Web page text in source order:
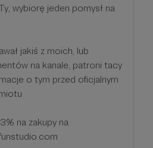
wybiorę jeden pomysł na
jakiś z moich, lub
na kanale, patroni tacy
o tym przed oficjalnym
na zakupy na